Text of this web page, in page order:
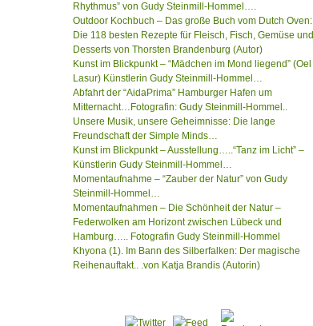
Rhythmus” von Gudy Steinmill-Hommel….
Outdoor Kochbuch – Das große Buch vom Dutch Oven:
Die 118 besten Rezepte für Fleisch, Fisch, Gemüse und
Desserts von Thorsten Brandenburg (Autor)
Kunst im Blickpunkt – “Mädchen im Mond liegend” (Oel
Lasur) Künstlerin Gudy Steinmill-Hommel…
Abfahrt der “AidaPrima” Hamburger Hafen um
Mitternacht…Fotografin: Gudy Steinmill-Hommel..
Unsere Musik, unsere Geheimnisse: Die lange
Freundschaft der Simple Minds…
Kunst im Blickpunkt – Ausstellung…..“Tanz im Licht” –
Künstlerin Gudy Steinmill-Hommel…
Momentaufnahme – “Zauber der Natur” von Gudy
Steinmill-Hommel…
Momentaufnahmen – Die Schönheit der Natur –
Federwolken am Horizont zwischen Lübeck und
Hamburg….. Fotografin Gudy Steinmill-Hommel
Khyona (1). Im Bann des Silberfalken: Der magische
Reihenauftakt.. .von Katja Brandis (Autorin)